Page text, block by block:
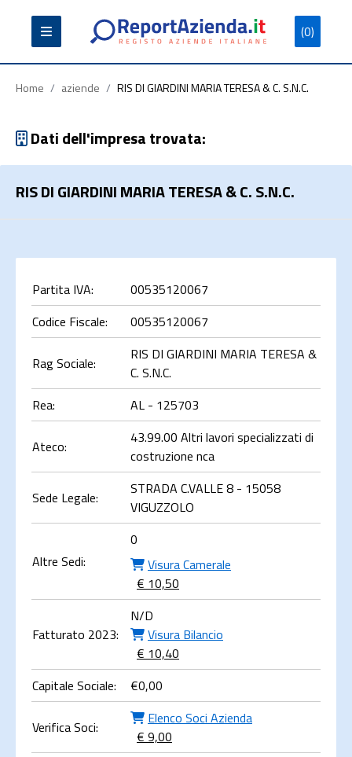
(0)
Partita
Iva
Codice
Fiscale
Ragione
Sociale
Cerca
Home / aziende / RIS DI GIARDINI MARIA TERESA & C. S.N.C.
Dati dell'impresa trovata:
RIS DI GIARDINI MARIA TERESA & C. S.N.C.
Partita IVA:
00535120067
Codice Fiscale:
00535120067
Rag Sociale:
RIS DI GIARDINI MARIA TERESA &
C. S.N.C.
Rea:
AL - 125703
Ateco:
43.99.00 Altri lavori specializzati di
costruzione nca
Sede Legale:
STRADA C.VALLE 8 - 15058
VIGUZZOLO
Altre Sedi:
0
Visura Camerale
€ 10,50
Fatturato 2023:
N/D
Visura Bilancio
€ 10,40
Capitale Sociale:
€0,00
Verifica Soci:
Elenco Soci Azienda
€ 9,00